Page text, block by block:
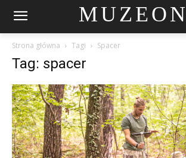
MUZEON
Strona główna Tagi Spacer
Tag: spacer